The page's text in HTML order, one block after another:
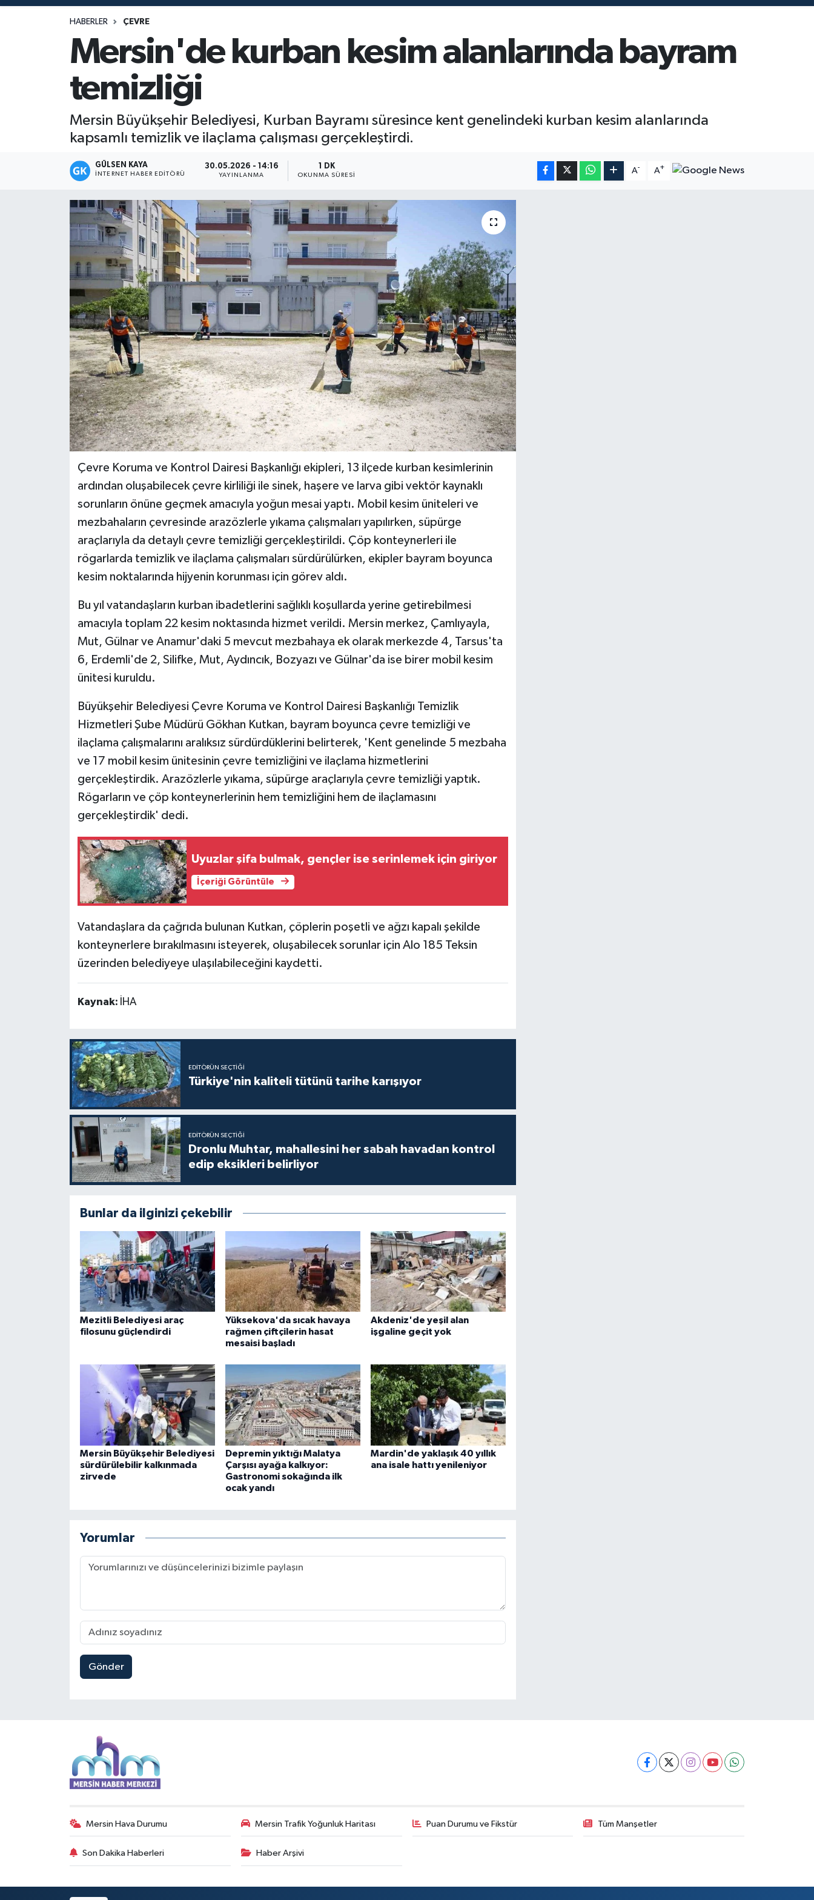
HABERLER ÇEVRE
Mersin'de kurban kesim alanlarında bayram
temizliği
Mersin Büyükşehir Belediyesi, Kurban Bayramı süresince kent genelindeki kurban kesim alanlarında
kapsamlı temizlik ve ilaçlama çalışması gerçekleştirdi.
GÜLSEN KAYA
İNTERNET HABER EDITÖRÜ
30.05.2026 - 14:16
YAYINLANMA
1 DK
OKUNMA SÜRESI
A- A+
Çevre Koruma ve Kontrol Dairesi Başkanlığı ekipleri, 13 ilçede kurban kesimlerinin
ardından oluşabilecek çevre kirliliği ile sinek, haşere ve larva gibi vektör kaynaklı
sorunların önüne geçmek amacıyla yoğun mesai yaptı. Mobil kesim üniteleri ve
mezbahaların çevresinde arazözlerle yıkama çalışmaları yapılırken, süpürge
araçlarıyla da detaylı çevre temizliği gerçekleştirildi. Çöp konteynerleri ile
rögarlarda temizlik ve ilaçlama çalışmaları sürdürülürken, ekipler bayram boyunca
kesim noktalarında hijyenin korunması için görev aldı.
Bu yıl vatandaşların kurban ibadetlerini sağlıklı koşullarda yerine getirebilmesi
amacıyla toplam 22 kesim noktasında hizmet verildi. Mersin merkez, Çamlıyayla,
Mut, Gülnar ve Anamur'daki 5 mevcut mezbahaya ek olarak merkezde 4, Tarsus'ta
6, Erdemli'de 2, Silifke, Mut, Aydıncık, Bozyazı ve Gülnar'da ise birer mobil kesim
ünitesi kuruldu.
Büyükşehir Belediyesi Çevre Koruma ve Kontrol Dairesi Başkanlığı Temizlik
Hizmetleri Şube Müdürü Gökhan Kutkan, bayram boyunca çevre temizliği ve
ilaçlama çalışmalarını aralıksız sürdürdüklerini belirterek, 'Kent genelinde 5 mezbaha
ve 17 mobil kesim ünitesinin çevre temizliğini ve ilaçlama hizmetlerini
gerçekleştirdik. Arazözlerle yıkama, süpürge araçlarıyla çevre temizliği yaptık.
Rögarların ve çöp konteynerlerinin hem temizliğini hem de ilaçlamasını
gerçekleştirdik' dedi.
Uyuzlar şifa bulmak, gençler ise serinlemek için giriyor
İçeriği Görüntüle
Vatandaşlara da çağrıda bulunan Kutkan, çöplerin poşetli ve ağzı kapalı şekilde
konteynerlere bırakılmasını isteyerek, oluşabilecek sorunlar için Alo 185 Teksin
üzerinden belediyeye ulaşılabileceğini kaydetti.
Kaynak: İHA
EDITÖRÜN SEÇTIĞI
Türkiye'nin kaliteli tütünü tarihe karışıyor
EDITÖRÜN SEÇTIĞI
Dronlu Muhtar, mahallesini her sabah havadan kontrol
edip eksikleri belirliyor
Bunlar da ilginizi çekebilir
Mezitli Belediyesi araç
filosunu güçlendirdi
Yüksekova'da sıcak havaya
rağmen çiftçilerin hasat
mesaisi başladı
Akdeniz'de yeşil alan
işgaline geçit yok
Mersin Büyükşehir Belediyesi
sürdürülebilir kalkınmada
zirvede
Depremin yıktığı Malatya
Çarşısı ayağa kalkıyor:
Gastronomi sokağında ilk
ocak yandı
Mardin'de yaklaşık 40 yıllık
ana isale hattı yenileniyor
Yorumlar
Gönder
Mersin Hava Durumu Mersin Trafik Yoğunluk Haritası Puan Durumu ve Fikstür Tüm Manşetler
Son Dakika Haberleri Haber Arşivi
Magazin
Mersin Tarihi
Özel Haber
Politika
Resmi İlan
Sürmanşet
Teknoloji